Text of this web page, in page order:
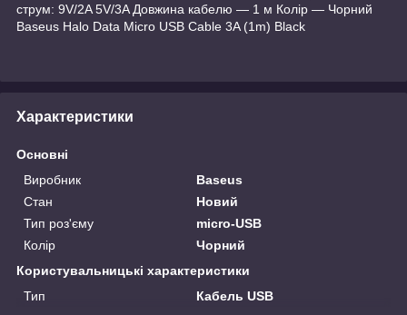
струм: 9V/2A 5V/3A Довжина кабелю — 1 м Колір — Чорний
Baseus Halo Data Micro USB Cable 3A (1m) Black
Характеристики
Основні
Виробник
Baseus
Стан
Новий
Тип роз'єму
micro-USB
Колір
Чорний
Користувальницькі характеристики
Тип
Кабель USB